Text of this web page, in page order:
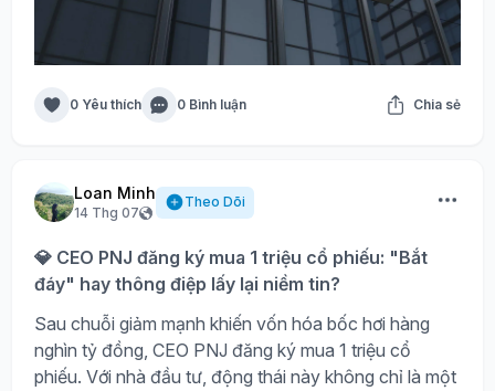
0 Yêu thích 0 Bình luận Chia sẻ
Loan Minh
14 Thg 07
Theo Dõi
💎 CEO PNJ đăng ký mua 1 triệu cổ phiếu: "Bắt
đáy" hay thông điệp lấy lại niềm tin?
Sau chuỗi giảm mạnh khiến vốn hóa bốc hơi hàng
nghìn tỷ đồng, CEO PNJ đăng ký mua 1 triệu cổ
phiếu. Với nhà đầu tư, động thái này không chỉ là một